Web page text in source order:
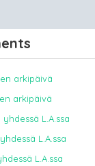
arkipäivä
arkipäivä
L.A.ssa
L.A.ssa
L.A.ssa